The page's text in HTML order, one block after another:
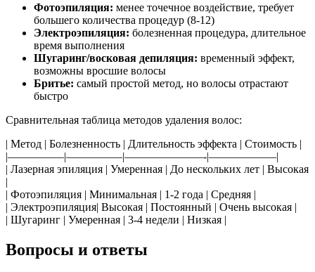
Фотоэпиляция: менее точечное воздействие, требует
большего количества процедур (8-12)
Электроэпиляция: болезненная процедура, длительное
время выполнения
Шугаринг/восковая депиляция: временный эффект,
возможны вросшие волосы
Бритье: самый простой метод, но волосы отрастают
быстро
Сравнительная таблица методов удаления волос:
| Метод | Болезненность | Длительность эффекта | Стоимость |
|—————|—————|———————-|——————|
| Лазерная эпиляция | Умеренная | До нескольких лет | Высокая
|
| Фотоэпиляция | Минимальная | 1-2 года | Средняя |
| Электроэпиляция| Высокая | Постоянный | Очень высокая |
| Шугаринг | Умеренная | 3-4 недели | Низкая |
Вопросы и ответы